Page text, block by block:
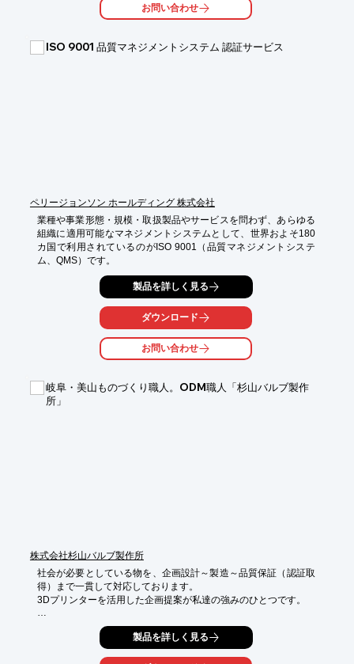
■ISO9001認証取得支援
■ISMS認証取得（ISO2700：2006）、Pマーク取得支援
お問い合わせ
ISO 9001 品質マネジメントシステム 認証サービス
ペリージョンソン ホールディング 株式会社
業種や事業形態・規模・取扱製品やサービスを問わず、あらゆる
組織に適用可能なマネジメントシステムとして、世界およそ180
カ国で利用されているのがISO 9001（品質マネジメントシステ
ム、QMS）です。
製品を詳しく見る
ダウンロード
お問い合わせ
岐阜・美山ものづくり職人。ODM職人「杉山バルブ製作
所」
株式会社杉山バルブ製作所
社会が必要としている物を、企画設計～製造～品質保証（認証取
得）まで一貫して対応しております。
3Dプリンターを活用した企画提案が私達の強みのひとつです。
■　企画開発　→　試作製作　→　素材手配　→
→　　製造　　→　　検査　　→　　出荷
製品を詳しく見る